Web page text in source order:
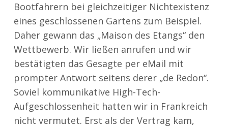
Bootfahrern bei gleichzeitiger Nichtexistenz
eines geschlossenen Gartens zum Beispiel.
Daher gewann das „Maison des Etangs“ den
Wettbewerb. Wir ließen anrufen und wir
bestätigten das Gesagte per eMail mit
prompter Antwort seitens derer „de Redon“.
Soviel kommunikative High-Tech-
Aufgeschlossenheit hatten wir in Frankreich
nicht vermutet. Erst als der Vertrag kam,